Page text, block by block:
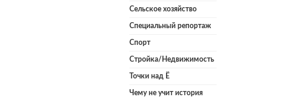
Сельское хозяйство
Специальный репортаж
Спорт
Стройка/Недвижимость
Точки над Ё
Чему не учит история